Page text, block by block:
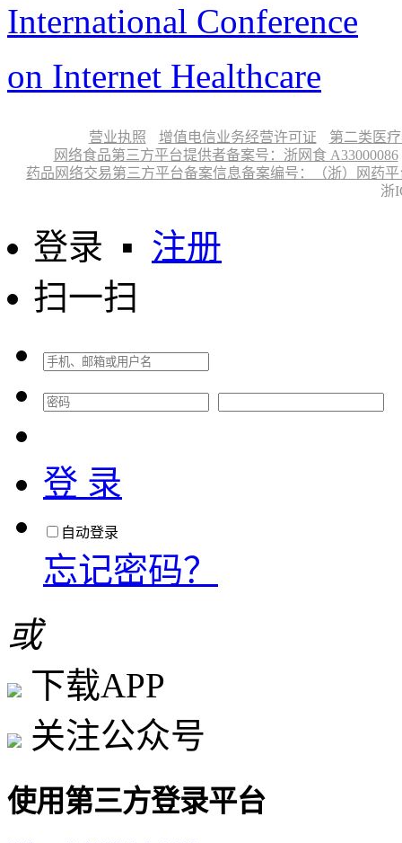
International Conference
on Internet Healthcare
营业执照 增值电信业务经营许可证
第二类医
网络食品第三方平台提供者备案号：浙网食 A33000086
药品网络交易第三方平台备案信息备案编号：（浙）网药平
浙
登录 ▪ 注册
扫一扫
登 录
自动登录
忘记密码？
或
下载APP
关注公众号
使用第三方登录平台